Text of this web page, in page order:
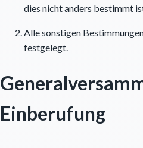
dies nicht anders bestimmt
Alle sonstigen
festgelegt.
Einberufung